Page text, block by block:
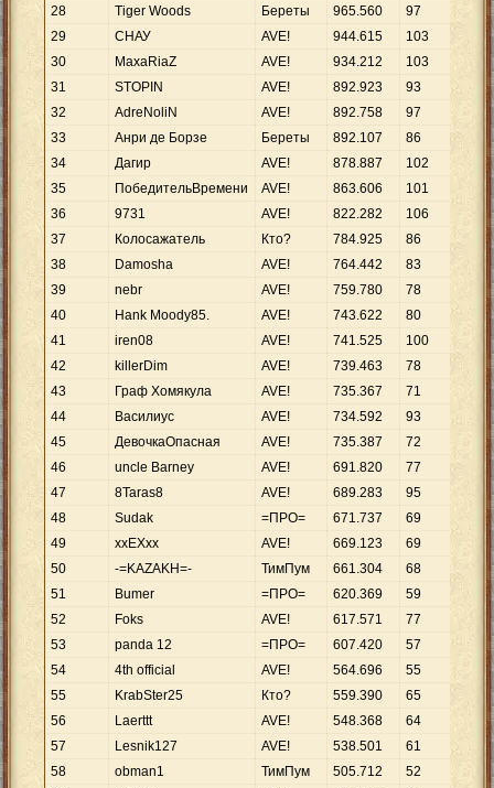
28
Tiger Woods Береты 965.560 97
29
СНАУ AVE! 944.615 103
30
MaxaRiaZ AVE! 934.212 103
31
STOPIN AVE! 892.923 93
32
AdreNoliN AVE! 892.758 97
33
Анри де Борзе Береты 892.107 86
34
Дагир AVE! 878.887 102
35
ПобедительВремени AVE! 863.606 101
36
9731 AVE! 822.282 106
37
Колосажатель Кто? 784.925 86
38
Damosha AVE! 764.442 83
39
nebr AVE! 759.780 78
40
Hank Moody85. AVE! 743.622 80
41
iren08 AVE! 741.525 100
42
killerDim AVE! 739.463 78
43
Граф Хомякула AVE! 735.367 71 .
44
Василиус AVE! 734.592 93
45
ДевочкаОпасная AVE! 735.387 72 10.
46
uncle Barney AVE! 691.820 77
47
8Taras8 AVE! 689.283 95
48
Sudak =ПРО= 671.737 69
49
xxEXxx AVE! 669.123 69
50
-=KAZAKH=- ТимПум 661.304 68
51
Вumer =ПРО= 620.369 59
52
Foks AVE! 617.571 77
53
panda 12 =ПРО= 607.420 57 .
54
4th official AVE! 564.696 55 .
55
KrabSter25 Кто? 559.390 65
56
Laerttt AVE! 548.368 64
57
Lesnik127 AVE! 538.501 61
58
obman1 ТимПум 505.712 52